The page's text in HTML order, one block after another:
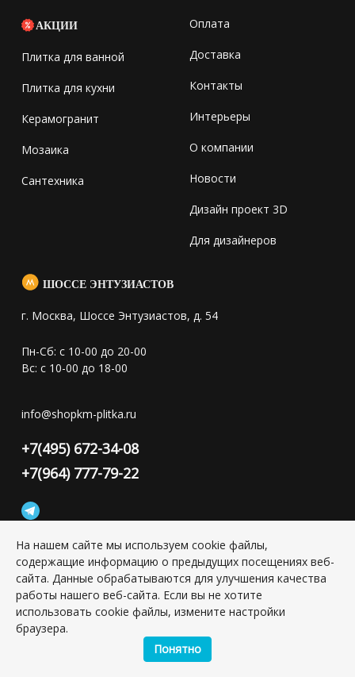
АКЦИИ
Плитка для ванной
Плитка для кухни
Керамогранит
Мозаика
Сантехника
Оплата
Доставка
Контакты
Интерьеры
О компании
Новости
Дизайн проект 3D
Для дизайнеров
ШОССЕ ЭНТУЗИАСТОВ
г. Москва, Шоссе Энтузиастов, д. 54
Пн-Сб: с 10-00 до 20-00
Вс: с 10-00 до 18-00
info@shopkm-plitka.ru
+7(495) 672-34-08
+7(964) 777-79-22
Конфиденциальность персональной информации
Copyright © 2026 ИП Григорьян Юлия Сергеевна, ИНН:
501703338416
На нашем сайте мы используем cookie файлы,
содержащие информацию о предыдущих посещениях веб-
сайта. Данные обрабатываются для улучшения качества
работы нашего веб-сайта. Если вы не хотите
использовать cookie файлы, измените настройки
браузера.
Понятно